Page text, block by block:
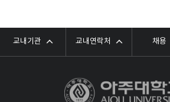
교내기관 교내연락처 채용